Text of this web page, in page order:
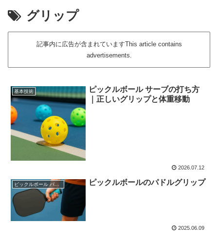
グリップ
記事内に広告が含まれていますThis article contains
advertisements.
基本技術
ピックルボール サーブの打ち方
｜正しいグリップと体重移動
2026.07.12
ピックルボール パドル ピックルボールのパドルグリップ
2025.06.09